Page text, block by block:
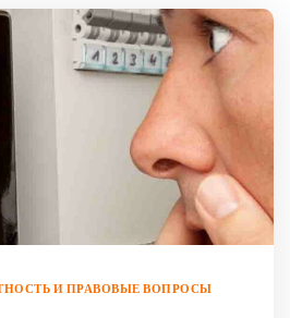
И ПРАВОВЫЕ ВОПРОСЫ